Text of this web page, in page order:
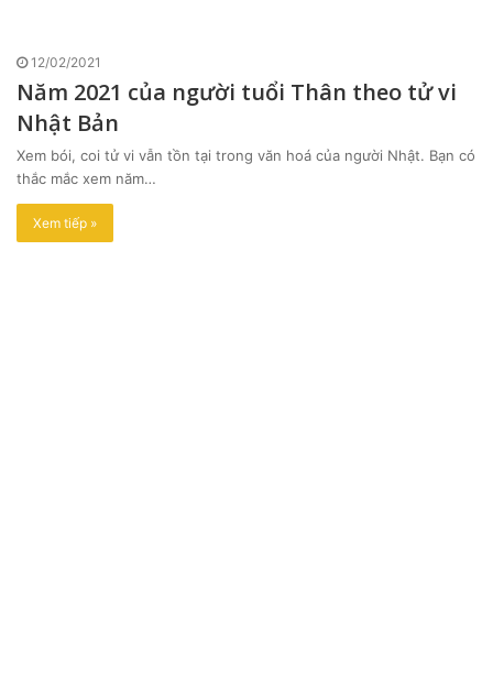
12/02/2021
Năm 2021 của người tuổi Thân theo tử vi
Nhật Bản
Xem bói, coi tử vi vẫn tồn tại trong văn hoá của người Nhật. Bạn có
thắc mắc xem năm…
Xem tiếp »